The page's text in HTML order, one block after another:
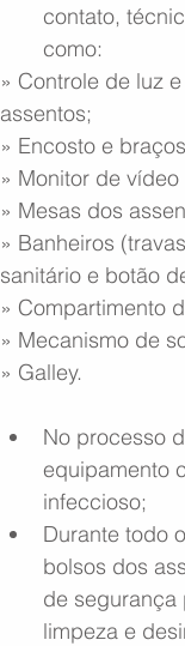
contato,
como:
» Controle de luz
assentos;
» Encosto e
» Monitor de
» Mesas dos
» Banheiros
sanitário e botão
» Compartimento
» Mecanismo de
» Galley.
No processo
equipamento
infeccioso;
Durante todo
bolsos dos
de segurança
limpeza e